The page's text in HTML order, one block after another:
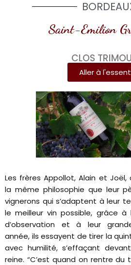
Saint-Emilion
CLOS
Aller à
Les frères Appollot, Alain et Joël,
la même philosophie que leur
vignerons qui s’adaptent à leur
le meilleur vin possible, grâce à
d’observation et à leur
année, ils essayent de tirer la
avec humilité, s’effaçant
reine. “C’est quand on rentre du